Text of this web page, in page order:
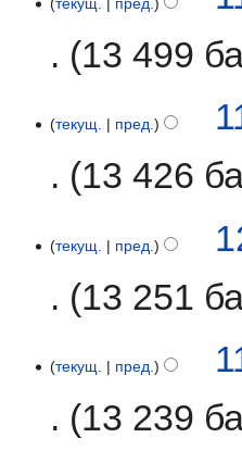
мая
13 499
текущ. пред.
13 426
мая текущ. пред.
13 251
текущ. пред.
13 239